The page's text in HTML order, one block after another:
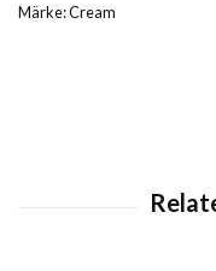
Märke: Cream